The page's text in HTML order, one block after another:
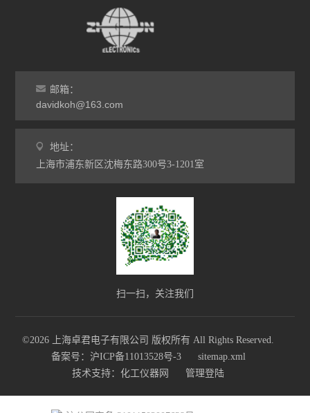
邮箱：
davidkoh@163.com
地址：
上海市浦东新区沈梅东路300号3-1201室
扫一扫，关注我们
©2026 上海卓君电子有限公司 版权所有 All Rights Reserved.
备案号：沪ICP备11013528号-3
sitemap.xml
技术支持： 化工仪器网 管理登陆